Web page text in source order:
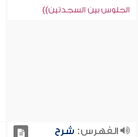
الجلوس بين السجدتين))
الفهرس: شرح